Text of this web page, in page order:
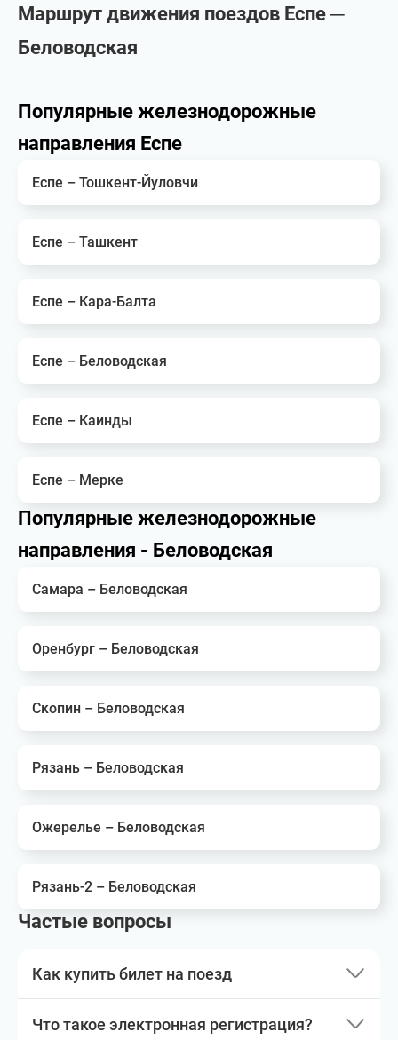
Маршрут движения поездов Еспе ─
Беловодская
Популярные железнодорожные
направления Еспе
Еспе – Тошкент-Йуловчи
Еспе – Ташкент
Еспе – Кара-Балта
Еспе – Беловодская
Еспе – Каинды
Еспе – Мерке
Популярные железнодорожные
направления - Беловодская
Самара – Беловодская
Оренбург – Беловодская
Скопин – Беловодская
Рязань – Беловодская
Ожерелье – Беловодская
Рязань-2 – Беловодская
Частые вопросы
Как купить билет на поезд
Что такое электронная регистрация?